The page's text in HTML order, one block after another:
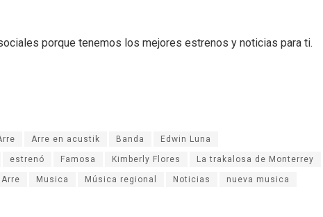
porque tenemos los mejores estrenos y noticias para ti.
Arre en acustik Banda Edwin Luna
estrenó Famosa Kimberly Flores La trakalosa de Monterrey
Musica Música regional Noticias nueva musica